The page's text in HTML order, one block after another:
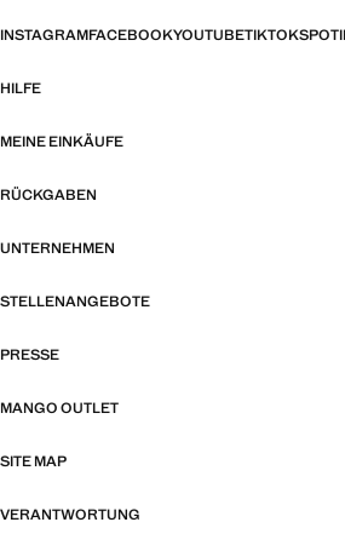
INSTAGRAMFACEBOOKYOUTUBETIKTOK
HILFE
MEINE EINKÄUFE
RÜCKGABEN
UNTERNEHMEN
STELLENANGEBOTE
PRESSE
MANGO OUTLET
SITE MAP
VERANTWORTUNG